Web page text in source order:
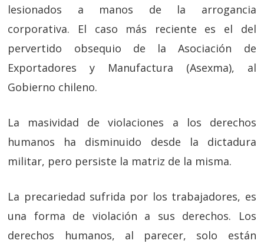
lesionados a manos de la arrogancia
corporativa. El caso más reciente es el del
pervertido obsequio de la Asociación de
Exportadores y Manufactura (Asexma), al
Gobierno chileno.
La masividad de violaciones a los derechos
humanos ha disminuido desde la dictadura
militar, pero persiste la matriz de la misma.
La precariedad sufrida por los trabajadores, es
una forma de violación a sus derechos. Los
derechos humanos, al parecer, solo están